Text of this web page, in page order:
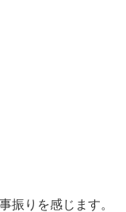
振りを感じます。